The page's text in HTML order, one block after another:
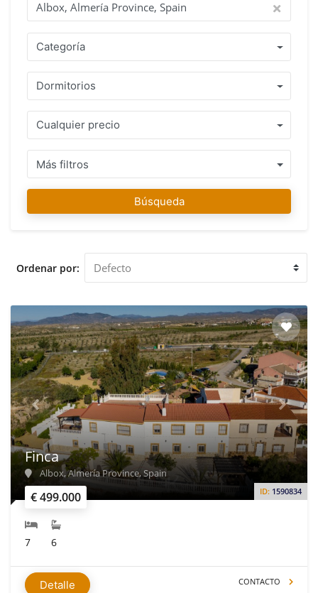
contacto con nuestros agentes en cualquier momento.
¡Encontrar su casa de ensueño es nuestra pasión! ¿Por qué
comprar con IMMO ABROAD? Benefíciese de más de 15
años de experiencia con un equipo de agentes que hablen
su idioma y entienden las reglas y políticas del país donde
desea comprar su propiedad. Una gama de propiedades
bien mantenidas situadas en Albox, Almería Province, Spain
o en el área inmediata con un consejo profesional honesto
le garantiza tomar la decisión correcta. Una vez que haya
encontrado su propiedad puede contar con nosotros para su
compra, no sólo durante el proceso de compra, sino
también después ya que le ayudaremos con el
asesoramiento cuando sea necesario. Nuestro equipo en
IMMO ABROAD le desea mucha diversión en la búsqueda
Province, Spain para asesorarle y ayudarle a visitar las
propiedades que seleccionó.
Categoría
Dormitorios
Cualquier precio
Más filtros
Búsqueda
Ordenar por:
€ 499.000 ID: 1590834
Finca
Albox, Almería Province, Spain
7 6
Detalle CONTACTO